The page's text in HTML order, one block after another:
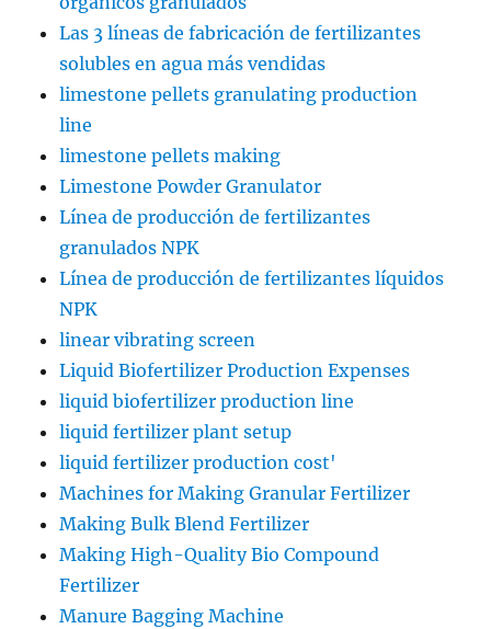
Las 3 líneas de fabricación de fertilizantes
solubles en agua más vendidas
limestone pellets granulating production
line
limestone pellets making
Limestone Powder Granulator
Línea de producción de fertilizantes
granulados NPK
Línea de producción de fertilizantes líquidos
NPK
linear vibrating screen
Liquid Biofertilizer Production Expenses
liquid biofertilizer production line
liquid fertilizer plant setup
liquid fertilizer production cost'
Machines for Making Granular Fertilizer
Making Bulk Blend Fertilizer
Making High-Quality Bio Compound
Fertilizer
Manure Bagging Machine